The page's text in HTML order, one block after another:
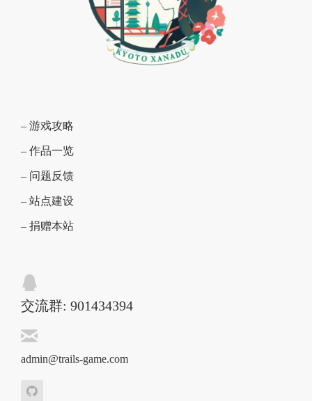
– 游戏攻略
– 作品一览
– 问题反馈
– 站点建设
– 捐赠本站
交流群: 901434394
admin@trails-game.com